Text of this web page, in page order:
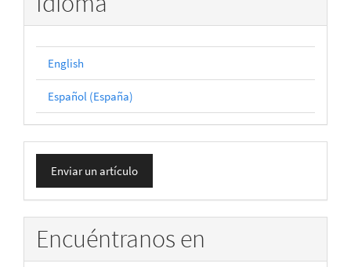
English
Español (España)
Enviar
un
artículo
Enviar un artículo
Encuéntranos en